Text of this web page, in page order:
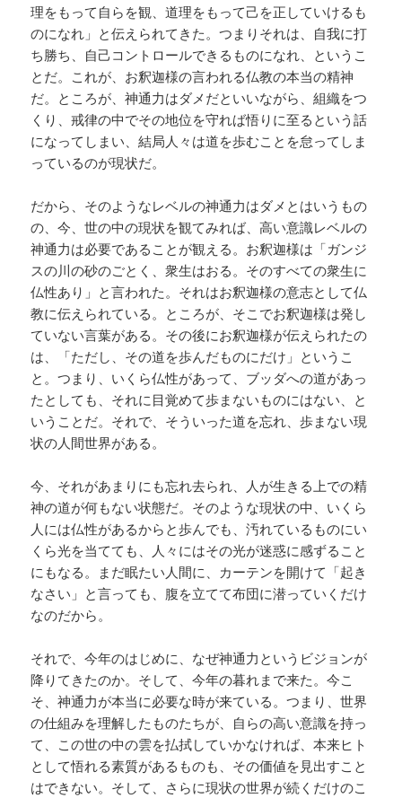
理をもって自らを観、道理をもって己を正していけるも
のになれ」と伝えられてきた。つまりそれは、自我に打
ち勝ち、自己コントロールできるものになれ、というこ
とだ。これが、お釈迦様の言われる仏教の本当の精神
だ。ところが、神通力はダメだといいながら、組織をつ
くり、戒律の中でその地位を守れば悟りに至るという話
になってしまい、結局人々は道を歩むことを怠ってしま
っているのが現状だ。
だから、そのようなレベルの神通力はダメとはいうもの
の、今、世の中の現状を観てみれば、高い意識レベルの
神通力は必要であることが観える。お釈迦様は「ガンジ
スの川の砂のごとく、衆生はおる。そのすべての衆生に
仏性あり」と言われた。それはお釈迦様の意志として仏
教に伝えられている。ところが、そこでお釈迦様は発し
ていない言葉がある。その後にお釈迦様が伝えられたの
は、「ただし、その道を歩んだものにだけ」というこ
と。つまり、いくら仏性があって、ブッダへの道があっ
たとしても、それに目覚めて歩まないものにはない、と
いうことだ。それで、そういった道を忘れ、歩まない現
状の人間世界がある。
今、それがあまりにも忘れ去られ、人が生きる上での精
神の道が何もない状態だ。そのような現状の中、いくら
人には仏性があるからと歩んでも、汚れているものにい
くら光を当てても、人々にはその光が迷惑に感ずること
にもなる。まだ眠たい人間に、カーテンを開けて「起き
なさい」と言っても、腹を立てて布団に潜っていくだけ
なのだから。
それで、今年のはじめに、なぜ神通力というビジョンが
降りてきたのか。そして、今年の暮れまで来た。今こ
そ、神通力が本当に必要な時が来ている。つまり、世界
の仕組みを理解したものたちが、自らの高い意識を持っ
て、この世の中の雲を払拭していかなければ、本来ヒト
として悟れる素質があるものも、その価値を見出すこと
はできない。そして、さらに現状の世界が続くだけのこ